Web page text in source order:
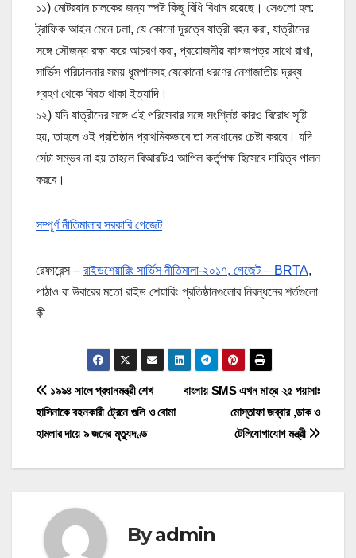
১১) মোটরযান চালকের জন্য স্পষ্ট কিছু বিধি বিধান রয়েছে। সেগুলো হল:
ট্রাফিক আইন মেনে চলা, যে কোনো দূরত্বে যাত্রী বহন করা, যাত্রীদের
সঙ্গে সৌজন্য রক্ষা করে আচরণ করা, প্রয়োজনীয় কাগজপত্র সাথে রাখা,
সার্ভিস পরিচালনার সময় ধূমপানসহ যেকোনো ধরণের নেশাজাতীয় দ্রব্য
গ্রহণ থেকে বিরত থাকা ইত্যাদি।
১২) যদি যাত্রীদের সঙ্গে এই পরিসেবার সঙ্গে সংশ্লিষ্ট কারও বিরোধ সৃষ্টি
হয়, তাহলে ওই প্রতিষ্ঠান প্রাথমিকভাবে তা সমাধানের চেষ্টা করবে। যদি
সেটা সম্ভব না হয় তাহলে বিআরটিএ আপিল কর্তৃপক্ষ হিসেবে দায়িত্ব পালন
করবে।
সম্পূর্ণ নীতিমালার সরকারি গেজেট
রেফারেন্স – রাইডশেয়ারিং সার্ভিস নীতিমালা-২০১৭, গেজেট – BRTA,
পাঠাও বা উবারের মতো রাইড শেয়ারিং প্রতিষ্ঠানগুলোর নিবন্ধনের শর্তগুলো
কী
P
o
s
n
বাংলায় SMS এখন মাত্র ২৫ পয়াসাঃ
মোস্তাফা জব্বার ,ডাক ও
টেলিযোগাযোগ মন্ত্রী
১৯৯৪ সালে প্রধানমন্ত্রী শেখ
হাসিনাকে বহনকারী ট্রেনে গুলি ও বোমা
হামলার দায়ে ৯ জনের মৃত্যুদণ্ড
Byadmin